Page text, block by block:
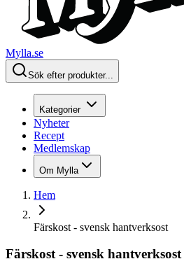
Mylla.se
Sök efter produkter...
Kategorier
Nyheter
Recept
Medlemskap
Om Mylla
Hem
Färskost - svensk hantverksost
Färskost - svensk hantverksost